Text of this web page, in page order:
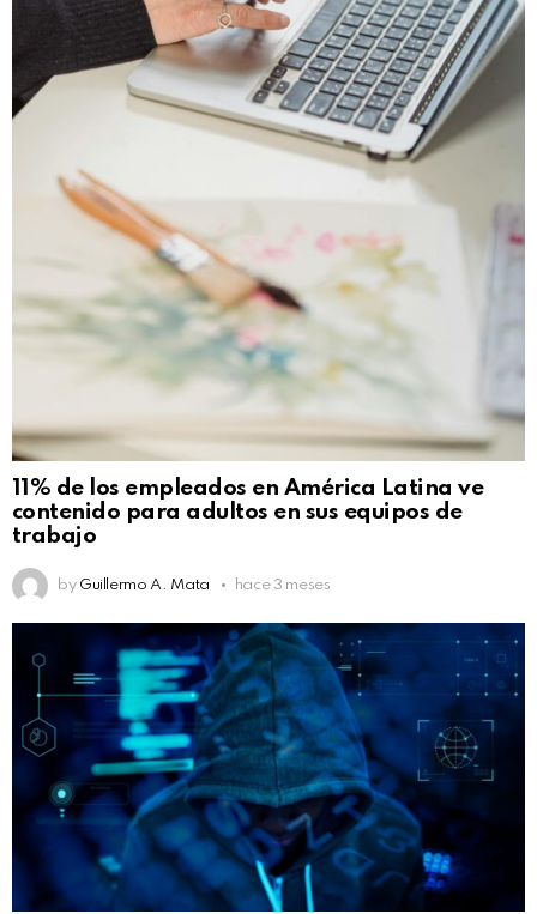
11% de los empleados en América Latina ve
contenido para adultos en sus equipos de
trabajo
by Guillermo A. Mata hace 3 meses